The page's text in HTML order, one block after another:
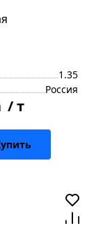
1.35
Россия
/ т